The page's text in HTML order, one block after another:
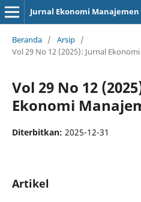
Jurnal Ekonomi Manajemen
Beranda / Arsip /
Vol 29 No 12 (2025): Jurnal
Vol 29 No 12
Ekonomi
Diterbitkan: 2025-12-31
Artikel